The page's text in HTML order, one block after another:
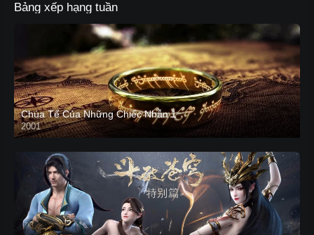
Bảng xếp hạng tuần
Chúa Tể Của Những Chiếc Nhẫn 1
2001